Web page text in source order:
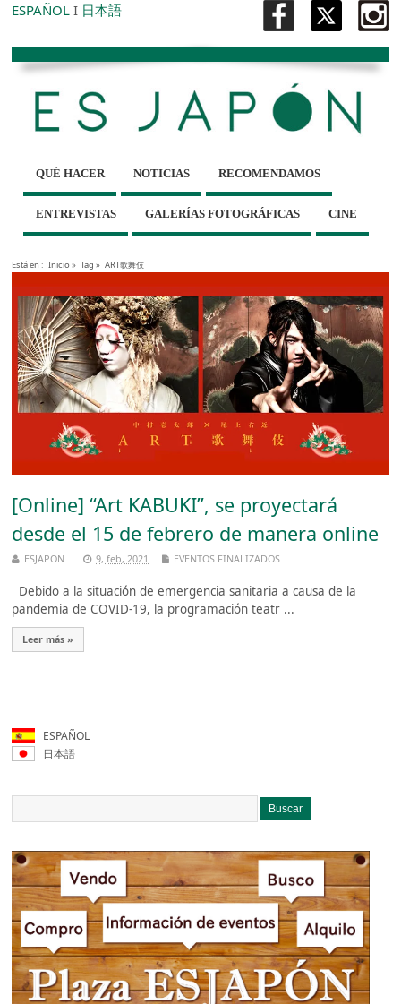
ESPAÑOL I 日本語
QUÉ HACER NOTICIAS RECOMENDAMOS
ENTREVISTAS GALERÍAS FOTOGRÁFICAS CINE
Está en : Inicio» Tag » ART歌舞伎
[Online] “Art KABUKI”, se proyectará
desde el 15 de febrero de manera online
ESJAPON 9, feb, 2021 EVENTOS FINALIZADOS
Debido a la situación de emergencia sanitaria a causa de la
pandemia de COVID-19, la programación teatr ...
Leer más »
ESPAÑOL
日本語